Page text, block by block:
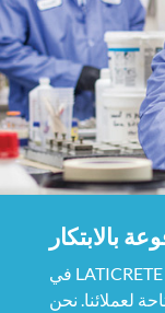
بالابتكار
في LATICRETE ، تتمثل مهمة البحث والتطوير لدينا في
لعملائنا. نحن